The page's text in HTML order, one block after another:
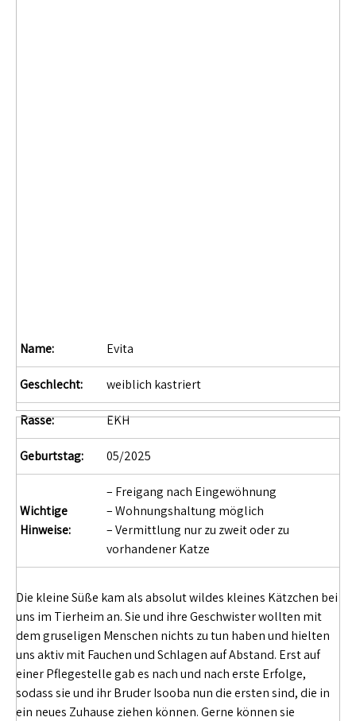
Name: Evita
Geschlecht: weiblich kastriert
Rasse: EKH
Geburtstag: 05/2025
Wichtige
Hinweise:
– Freigang nach Eingewöhnung
– Wohnungshaltung möglich
– Vermittlung nur zu zweit oder zu
vorhandener Katze
Die kleine Süße kam als absolut wildes kleines Kätzchen bei
uns im Tierheim an. Sie und ihre Geschwister wollten mit
dem gruseligen Menschen nichts zu tun haben und hielten
uns aktiv mit Fauchen und Schlagen auf Abstand. Erst auf
einer Pflegestelle gab es nach und nach erste Erfolge,
sodass sie und ihr Bruder Isooba nun die ersten sind, die in
ein neues Zuhause ziehen können. Gerne können sie